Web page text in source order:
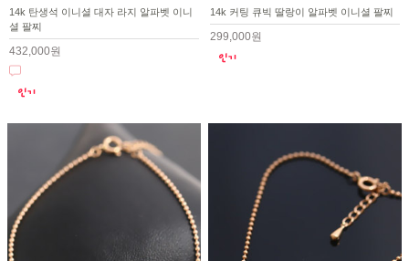
14k 탄생석 이니셜 대자 라지 알파벳 이니
셜 팔찌
432,000원
14k 커팅 큐빅 딸랑이 알파벳 이니셜 팔찌
299,000원